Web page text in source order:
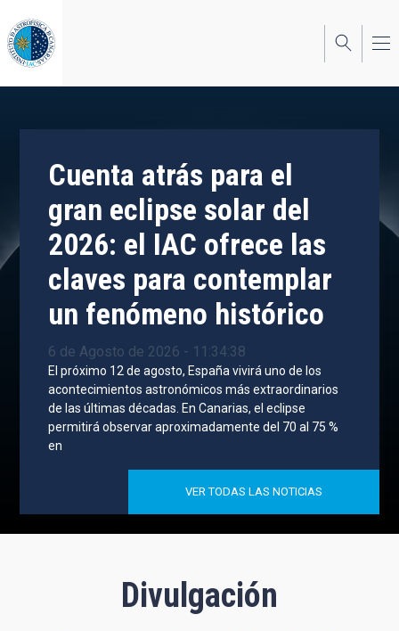
al
contenido
principal
Cuenta atrás para el
gran eclipse solar del
2026: el IAC ofrece las
claves para contemplar
un fenómeno histórico
6 de Agosto de 2026 - 11:34:38
El próximo 12 de agosto, España vivirá uno de los
acontecimientos astronómicos más extraordinarios
de las últimas décadas. En Canarias, el eclipse
permitirá observar aproximadamente del 70 al 75 %
en
VER TODAS LAS NOTICIAS
Divulgación